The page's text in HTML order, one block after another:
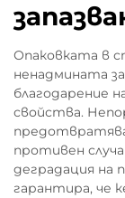
Опаковката в
ненадмината
благодарение
свойства.
противен
деградация на
гарантира, че